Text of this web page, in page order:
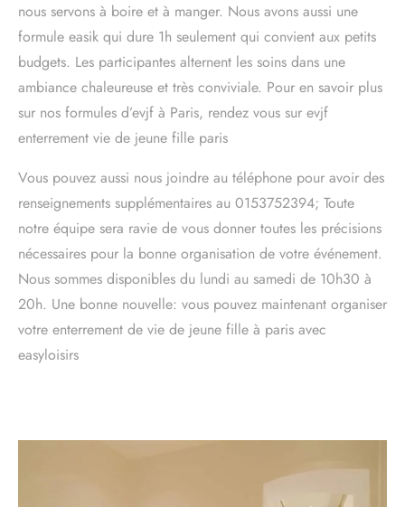
nous servons à boire et à manger. Nous avons aussi une
formule easik qui dure 1h seulement qui convient aux petits
budgets. Les participantes alternent les soins dans une
ambiance chaleureuse et très conviviale. Pour en savoir plus
sur nos formules d’evjf à Paris, rendez vous sur evjf
enterrement vie de jeune fille paris
Vous pouvez aussi nous joindre au téléphone pour avoir des
renseignements supplémentaires au 0153752394; Toute
notre équipe sera ravie de vous donner toutes les précisions
nécessaires pour la bonne organisation de votre événement.
Nous sommes disponibles du lundi au samedi de 10h30 à
20h. Une bonne nouvelle: vous pouvez maintenant organiser
votre enterrement de vie de jeune fille à paris avec
easyloisirs